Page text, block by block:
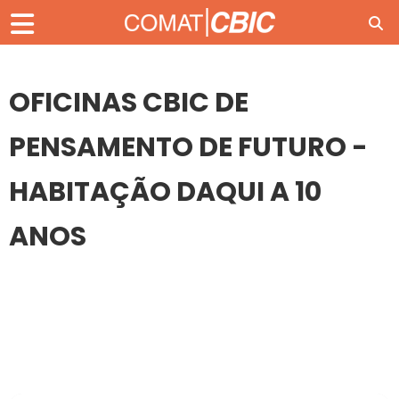
OFICINAS CBIC DE
PENSAMENTO DE FUTURO -
HABITAÇÃO DAQUI A 10
ANOS